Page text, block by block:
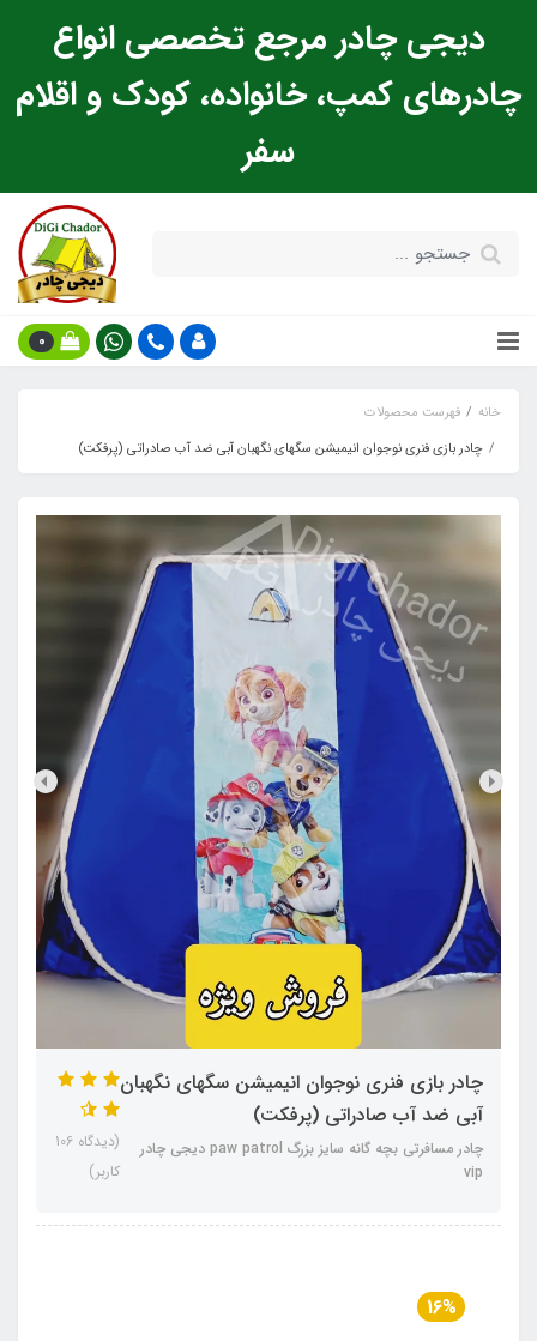
دیجی چادر مرجع تخصصی انواع
چادرهای کمپ، خانواده، کودک و اقلام
سفر
0
خانه
فهرست محصولات
چادر بازی فنری نوجوان انیمیشن سگهای نگهبان آبی ضد آب صادراتی (پرفکت)
چادر بازی فنری نوجوان انیمیشن سگهای نگهبان
آبی ضد آب صادراتی (پرفکت)
چادر مسافرتی بچه گانه سایز بزرگ paw patrol دیجی چادر
vip
(دیدگاه 106
کاربر)
16%